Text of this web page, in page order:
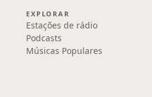
EXPLORAR
Estações de rádio
Podcasts
Músicas Populares